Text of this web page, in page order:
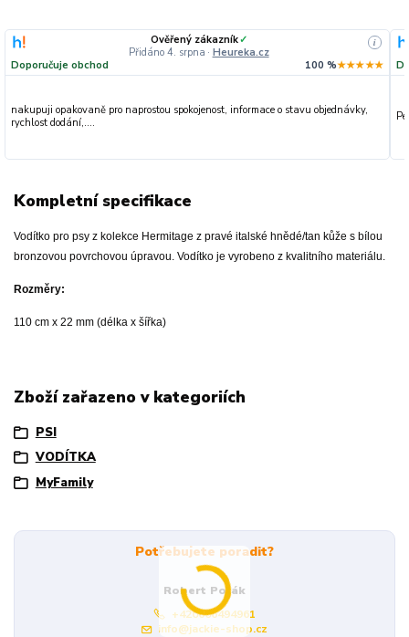
Ověřený zákazník✓
Přidáno 4. srpna · Heureka.cz
i
Doporučuje obchod 100 %★★★★★
nakupuji opakovaně pro naprostou spokojenost, informace o stavu objednávky,
rychlost dodání,....
Kompletní specifikace
Vodítko pro psy z kolekce Hermitage z pravé italské hnědé/tan kůže s bílou
bronzovou povrchovou úpravou. Vodítko je vyrobeno z kvalitního materiálu.
Rozměry:
110 cm x 22 mm (délka x šířka)
Zboží zařazeno v kategoriích
PSI
VODÍTKA
MyFamily
Potřebujete poradit?
Robert Polák
+420606494961
info@jackie-shop.cz